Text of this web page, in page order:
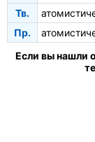
Тв.
Пр.
Если вы нашли